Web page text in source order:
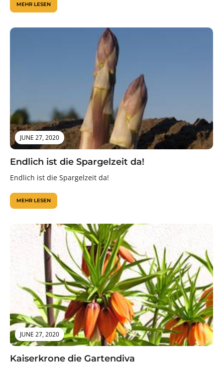
MEHR LESEN
JUNE 27, 2020
Endlich ist die Spargelzeit da!
Endlich ist die Spargelzeit da!
MEHR LESEN
JUNE 27, 2020
Kaiserkrone die Gartendiva